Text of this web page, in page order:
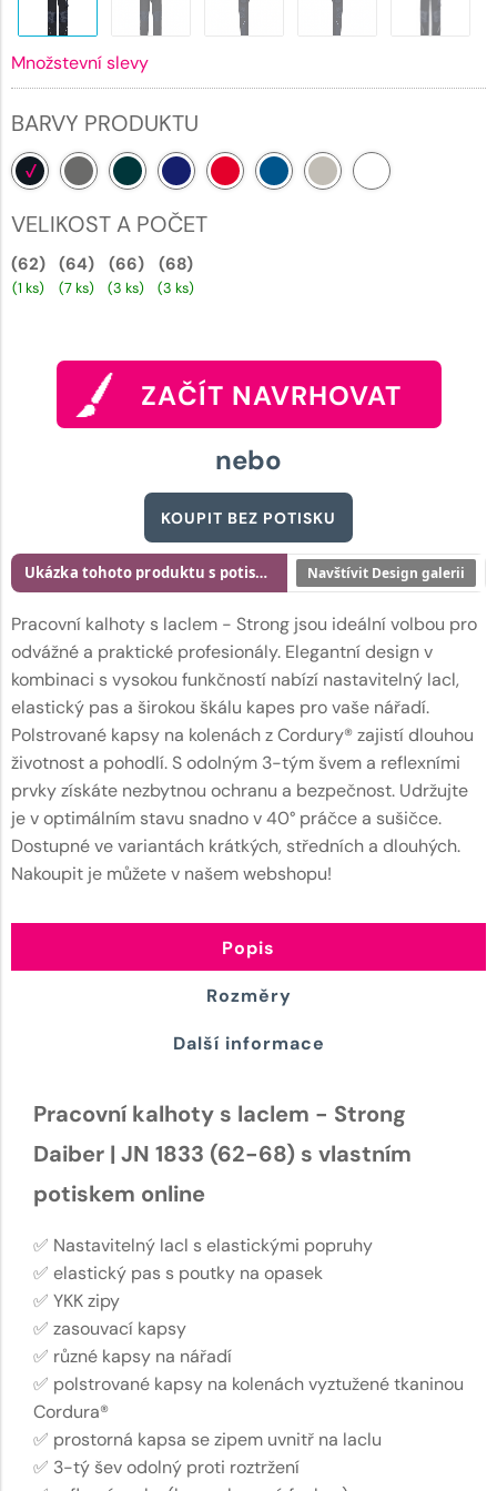
Množstevní slevy
BARVY PRODUKTU
VELIKOST A POČET
(62)
(1 ks)
(64)
(7 ks)
(66)
(3 ks)
(68)
(3 ks)
ZAČÍT NAVRHOVAT
nebo
KOUPIT BEZ POTISKU
Pracovní kalhoty s laclem - Strong jsou ideální volbou pro
odvážné a praktické profesionály. Elegantní design v
kombinaci s vysokou funkčností nabízí nastavitelný lacl,
elastický pas a širokou škálu kapes pro vaše nářadí.
Polstrované kapsy na kolenách z Cordury® zajistí dlouhou
životnost a pohodlí. S odolným 3-tým švem a reflexními
prvky získáte nezbytnou ochranu a bezpečnost. Udržujte
je v optimálním stavu snadno v 40° práčce a sušičce.
Dostupné ve variantách krátkých, středních a dlouhých.
Nakoupit je můžete v našem webshopu!
Ukázka tohoto produktu s potiskem Navštívit Design galerii
Popis
Rozměry
Další informace
Pracovní kalhoty s laclem - Strong
Daiber | JN 1833 (62-68) s vlastním
potiskem online
✅ Nastavitelný lacl s elastickými popruhy
✅ elastický pas s poutky na opasek
✅ YKK zipy
✅ zasouvací kapsy
✅ různé kapsy na nářadí
✅ polstrované kapsy na kolenách vyztužené tkaninou
Cordura®
✅ prostorná kapsa se zipem uvnitř na laclu
✅ 3-tý šev odolný proti roztržení